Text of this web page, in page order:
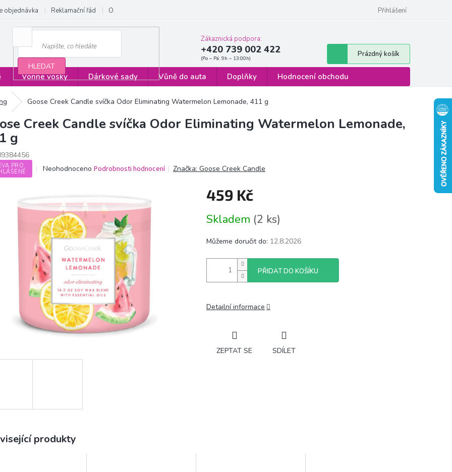
objednávka Reklamační řád Obchodní podmínky Formulář pro odstoupení od smlouvy
Přihlášení
HLEDAT
Zákaznická podpora:
+420 739 002 422
Nákupní
košík
Prázdný košík
Vonné vosky Dárkové sady Vůně do auta Doplňky Hodnocení obchodu
Goose Creek Candle svíčka Odor Eliminating Watermelon Lemonade, 411 g
Creek Candle svíčka Odor Eliminating Watermelon Lemonade,
g
PRO
Průměrné
je
0,0
5
hvězdiček.
Neohodnoceno Podrobnosti hodnocení Značka:Goose Creek Candle
459 Kč
cena:
Skladem (2 ks)
Můžeme doručit do: 12.8.2026
PŘIDAT DO KOŠÍKU
Detailní informace
ZEPTAT SE SDÍLET
produkty